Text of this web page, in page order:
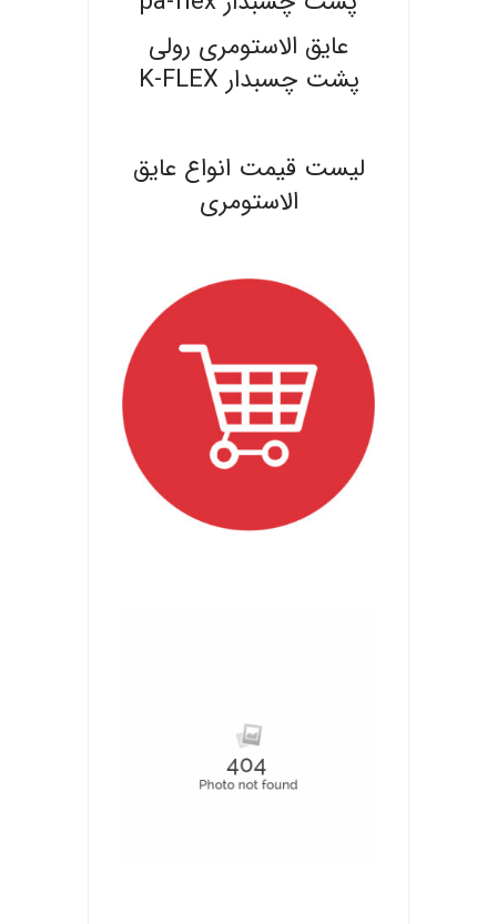
عایق الاستومری رولی
پشت چسبدار K-FLEX
لیست قیمت انواع عایق
الاستومری